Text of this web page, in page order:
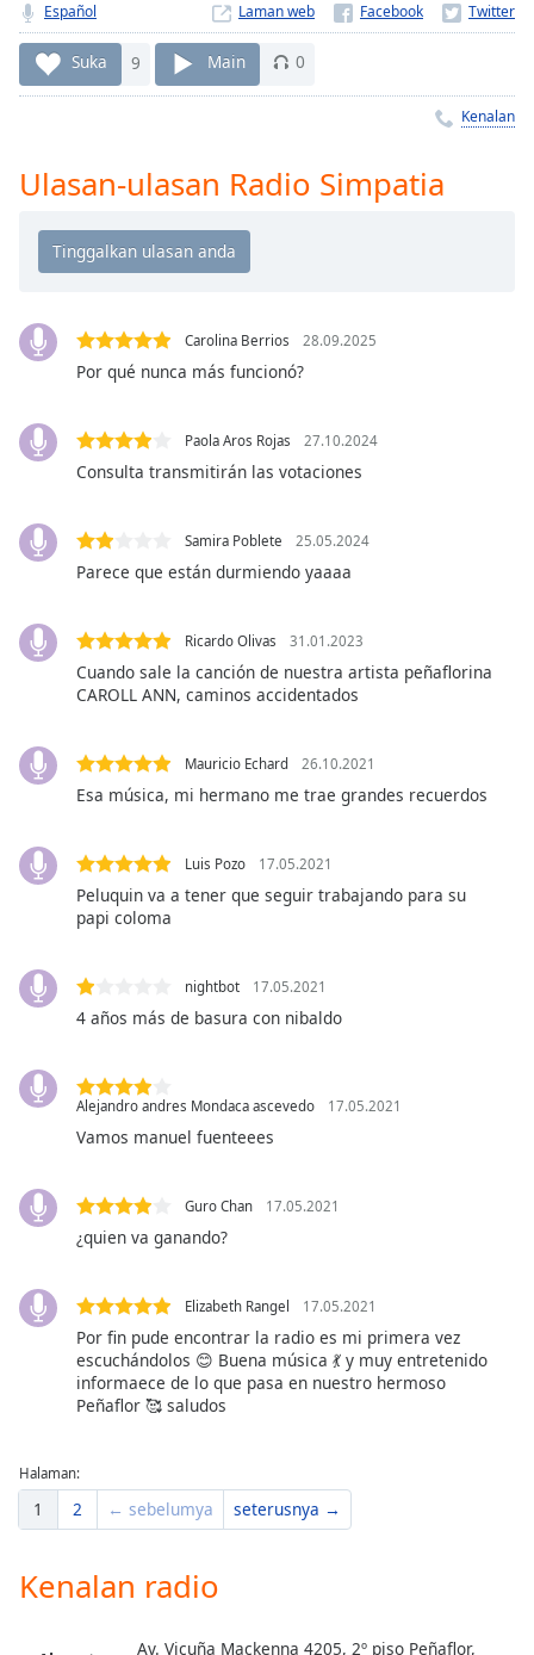
behind
liveLIVE
Remaining
Time-
Playback
Chapters
Descriptions
descriptions
selected
subtitles
settings
opens
settings
dialog
subtitles
selected
Picture-
in-
Fullscreen
Beginning
window.
Escape
and
close
Opacity
Text
Español Laman web
Suka 9 Main 0
Kenalan
Ulasan-ulasan Radio Simpatia
Carolina Berrios 28.09.2025
Por qué nunca más funcionó?
Paola Aros Rojas 27.10.2024
Consulta transmitirán las votaciones
Samira Poblete 25.05.2024
Parece que están durmiendo yaaaa
Ricardo Olivas 31.01.2023
Cuando sale la canción de nuestra artista peñaflorina
CAROLL ANN, caminos accidentados
Mauricio Echard 26.10.2021
Esa música, mi hermano me trae grandes recuerdos
Luis Pozo 17.05.2021
Peluquin va a tener que seguir trabajando para su
papi coloma
nightbot 17.05.2021
4 años más de basura con nibaldo
Alejandro andres Mondaca ascevedo 17.05.2021
Vamos manuel fuenteees
Guro Chan 17.05.2021
¿quien va ganando?
Elizabeth Rangel 17.05.2021
Por fin pude encontrar la radio es mi primera vez
escuchándolos 😊 Buena música 💃 y muy entretenido
informaece de lo que pasa en nuestro hermoso
Peñaflor 🥰 saludos
Halaman:
1 2 ← sebelumya seterusnya →
Kenalan radio
Av. Vicuña Mackenna 4205, 2º piso Peñaflor,